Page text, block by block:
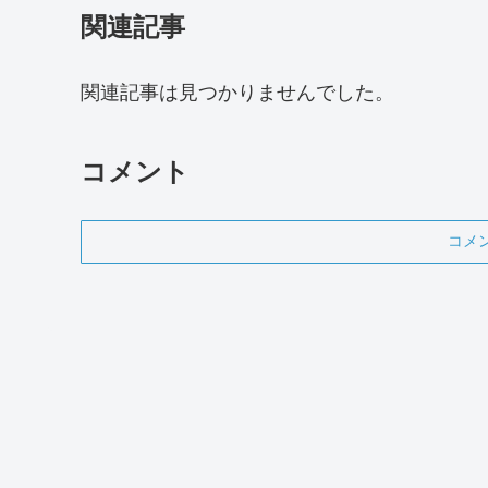
関連記事
関連記事は見つかりませんでした。
コメント
コメ